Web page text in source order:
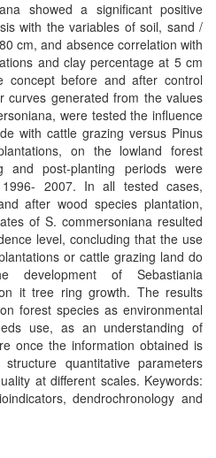
showed a significant positive
with the variables of soil, sand /
cm, and absence correlation with
and clay percentage at 5 cm
before and after control
curves generated from the values
were tested the influence
with cattle grazing versus Pinus
on the lowland forest
and post-planting periods were
2007. In all tested cases,
after wood species plantation,
of S. commersoniana resulted
level, concluding that the use
or cattle grazing land do
development of Sebastiania
it tree ring growth. The results
forest species as environmental
use, as an understanding of
once the information obtained is
quantitative parameters
at different scales. Keywords:
dendrochronology and